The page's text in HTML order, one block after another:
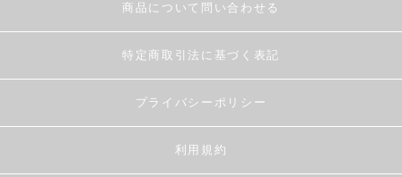
商品について問い合わせる
特定商取引法に基づく表記
プライバシーポリシー
利用規約